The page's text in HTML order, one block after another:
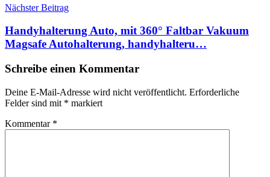
Nächster Beitrag
Handyhalterung Auto, mit 360° Faltbar Vakuum
Magsafe Autohalterung, handyhalteru…
Schreibe einen Kommentar
Deine E-Mail-Adresse wird nicht veröffentlicht. Erforderliche
Felder sind mit * markiert
Kommentar *